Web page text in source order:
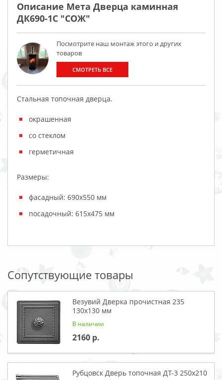
Описание Мета Дверца каминная
ДК690-1С "СОЖ"
Посмотрите наш монтаж этого и других
товаров
СМОТРЕТЬ ВСЕ
Стальная топочная дверца.
окрашенная
со стеклом
герметичная
Размеры:
фасадный: 690х550 мм
посадочный: 615х475 мм
Сопутствующие товары
Везувий Дверка прочистная 235
130x130 мм
В наличии
2160
Рубцовск Дверь топочная ДТ-3 250x210